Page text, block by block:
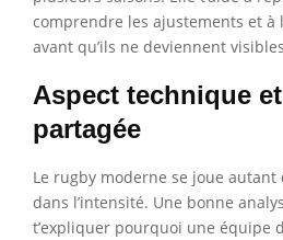
comprendre les ajustements et à
avant qu’ils ne deviennent
Aspect technique
partagée
Le rugby moderne se joue
dans l’intensité. Une bonne
t’expliquer pourquoi une équipe